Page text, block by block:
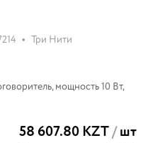
• Три Нити
мощность 10 Вт,
58 607.80 KZT/шт